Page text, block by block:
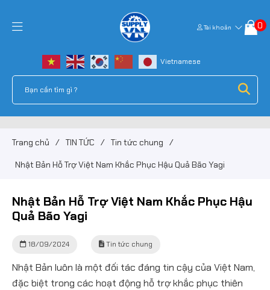
Tài khoản 0
Trang chủ / TIN TỨC / Tin tức chung /
Nhật Bản Hỗ Trợ Việt Nam Khắc Phục Hậu Quả Bão Yagi
Nhật Bản Hỗ Trợ Việt Nam Khắc Phục Hậu
Quả Bão Yagi
18/09/2024 Tin tức chung
Nhật Bản luôn là một đối tác đáng tin cậy của Việt Nam,
đặc biệt trong các hoạt động hỗ trợ khắc phục thiên